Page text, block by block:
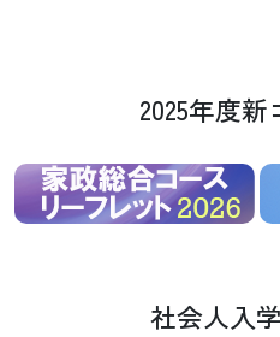
2025年度
社会人入